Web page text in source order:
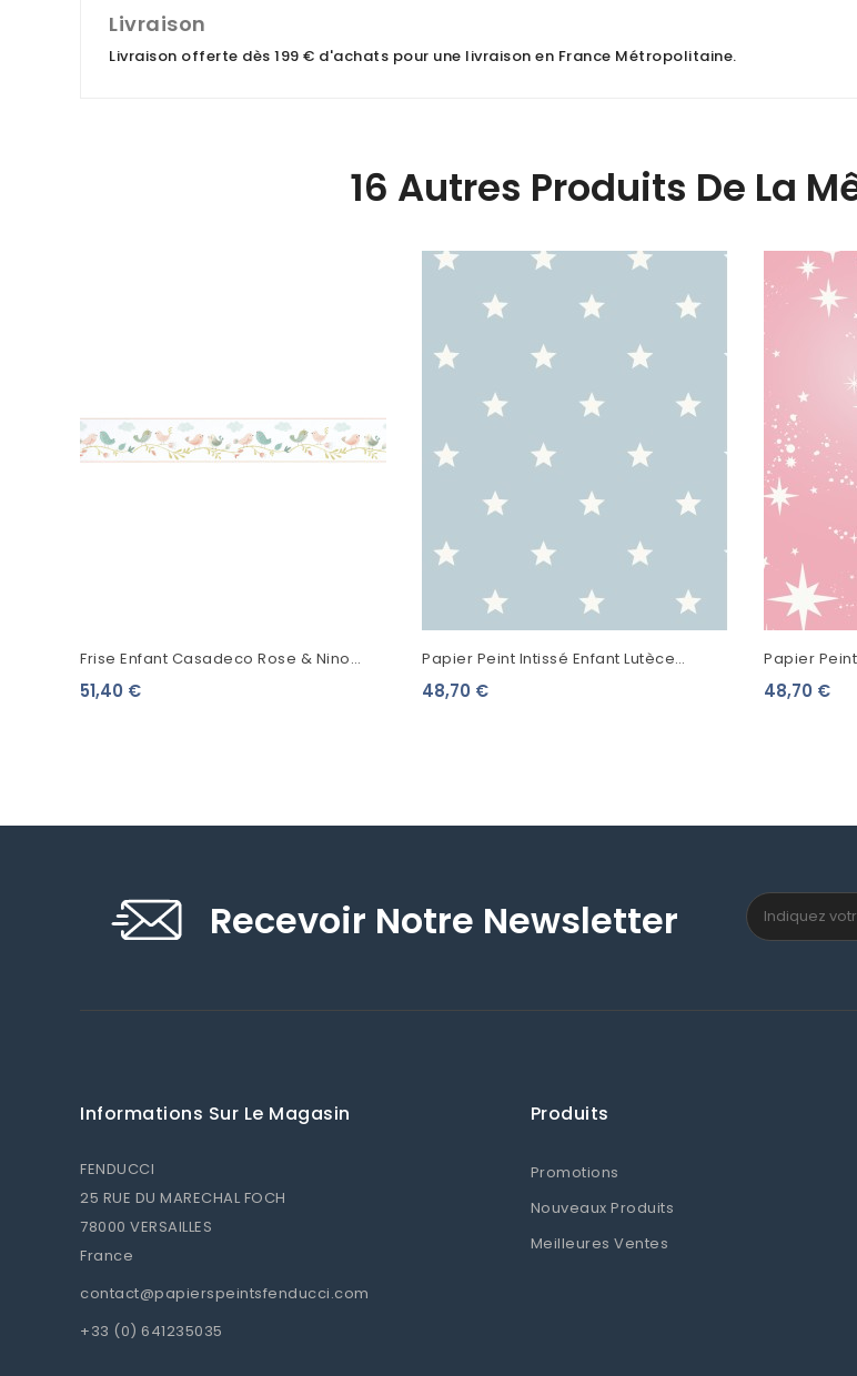
Livraison
Livraison offerte dès 199 € d'achats pour une livraison en France Métropolitaine.
16 Autres Produits De La
Frise Enfant Casadeco Rose & Nino
Rose Bleu RONI85596278
51,40 €
Papier Peint Intissé Enfant Lutèce
48,70 €
Papier
Imagine
48,70 €
Recevoir Notre Newsletter
Informations Sur Le Magasin
FENDUCCI
25 RUE DU MARECHAL FOCH
78000 VERSAILLES
France
contact@papierspeintsfenducci.com
+33 (0) 641235035
Produits
Promotions
Nouveaux Produits
Meilleures Ventes